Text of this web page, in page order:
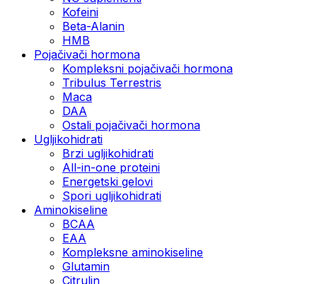
Kofeini
Beta-Alanin
HMB
Pojačivači hormona
Kompleksni pojačivači hormona
Tribulus Terrestris
Maca
DAA
Ostali pojačivači hormona
Ugljikohidrati
Brzi ugljikohidrati
All-in-one proteini
Energetski gelovi
Spori ugljikohidrati
Aminokiseline
BCAA
EAA
Kompleksne aminokiseline
Glutamin
Citrulin